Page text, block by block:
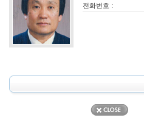
전화번호 :